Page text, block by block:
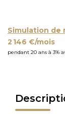
Simulation de
2 146 €/mois
pendant 20 ans à 3%